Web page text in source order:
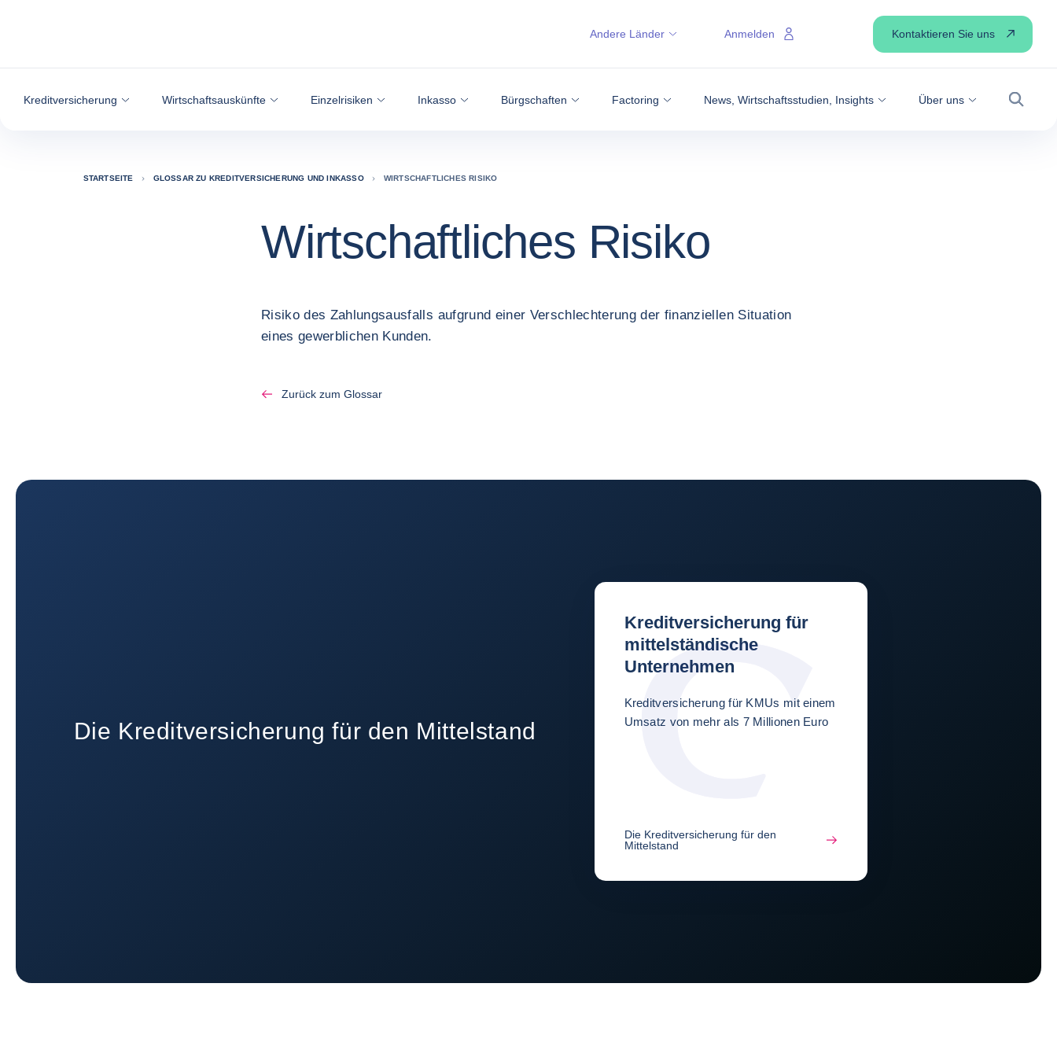
Kreditversicherung Wirtschaftsauskünfte Einzelrisiken Inkasso Bürgschaften Factoring News, Wirtschaftsstudien, Insights Über uns
Suche
Andere Länder Anmelden Kontaktieren Sie uns
STARTSEITE GLOSSAR ZU KREDITVERSICHERUNG UND INKASSO WIRTSCHAFTLICHES RISIKO
Wirtschaftliches Risiko
Risiko des Zahlungsausfalls aufgrund einer Verschlechterung der finanziellen Situation
eines gewerblichen Kunden.
Zurück zum Glossar
Die Kreditversicherung für den Mittelstand
Kreditversicherung für
mittelständische
Unternehmen
Kreditversicherung für KMUs mit einem
Umsatz von mehr als 7 Millionen Euro
Die Kreditversicherung für den
Mittelstand